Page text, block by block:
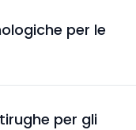
per le
per gli